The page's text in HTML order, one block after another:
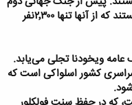
این کشور ۹۰٬۰۰۰یهودی در این کشور می‌زیستند که از آنها تنها ۲٬۳۰۰نفر
عامه ویخودنا تجلی می‌یابد.
کشور اسلواکی است که